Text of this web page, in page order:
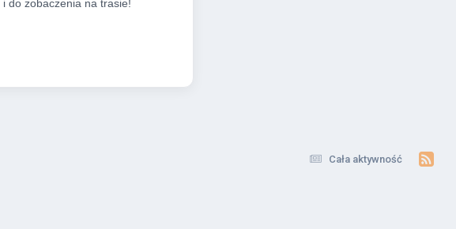
do zobaczenia na trasie!
Cała aktywność